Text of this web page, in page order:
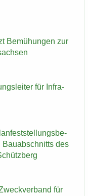
Be­mü­hun­gen zur
für In­fra­
Bau­ab­schnitts des
für